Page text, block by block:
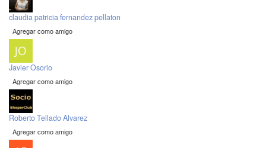
claudia patricia fernandez pellaton
Agregar como amigo
Javier Osorio
Agregar como amigo
Roberto Tellado Alvarez
Agregar como amigo